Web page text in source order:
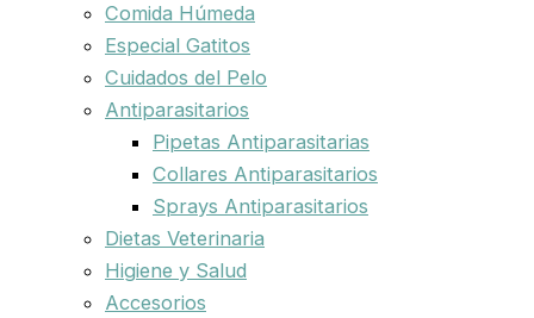
Comida Húmeda
Especial Gatitos
Cuidados del Pelo
Antiparasitarios
Pipetas Antiparasitarias
Collares Antiparasitarios
Sprays Antiparasitarios
Dietas Veterinaria
Higiene y Salud
Accesorios